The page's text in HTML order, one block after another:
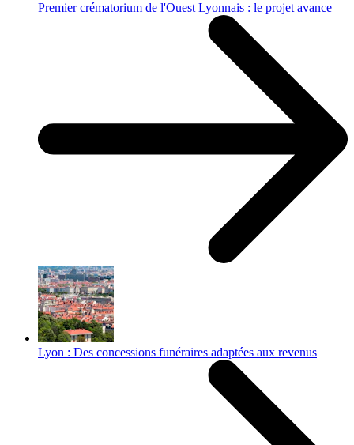
Premier crématorium de l'Ouest Lyonnais : le projet avance
Lyon : Des concessions funéraires adaptées aux revenus